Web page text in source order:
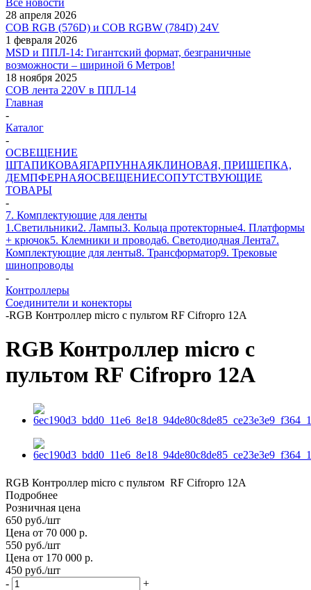
Все новости
28 апреля 2026
COB RGB (576D) и COB RGBW (784D) 24V
1 февраля 2026
MSD и ППЛ-14: Гигантский формат, безграничные
возможности – шириной 6 Метров!
18 ноября 2025
COB лента 220V в ППЛ-14
Главная
-
Каталог
-
ОСВЕЩЕНИЕ
ШТАПИКОВАЯГАРПУННАЯКЛИНОВАЯ, ПРИЩЕПКА,
ДЕМПФЕРНАЯОСВЕЩЕНИЕСОПУТСТВУЮЩИЕ
ТОВАРЫ
-
7. Комплектующие для ленты
1.Светильники2. Лампы3. Кольца протекторные4. Платформы
+ крючок5. Клемники и провода6. Светодиодная Лента7.
Комплектующие для ленты8. Трансформатор9. Трековые
шинопроводы
-
Контроллеры
Соединители и конекторы
-RGB Контроллер micro с пультом RF Cifropro 12A
RGB Контроллер micro с
пультом RF Cifropro 12A
RGB Контроллер micro с пультом RF Cifropro 12A
Подробнее
Розничная цена
650 руб./шт
Цена от 70 000 р.
550 руб./шт
Цена от 170 000 р.
450 руб./шт
-
+